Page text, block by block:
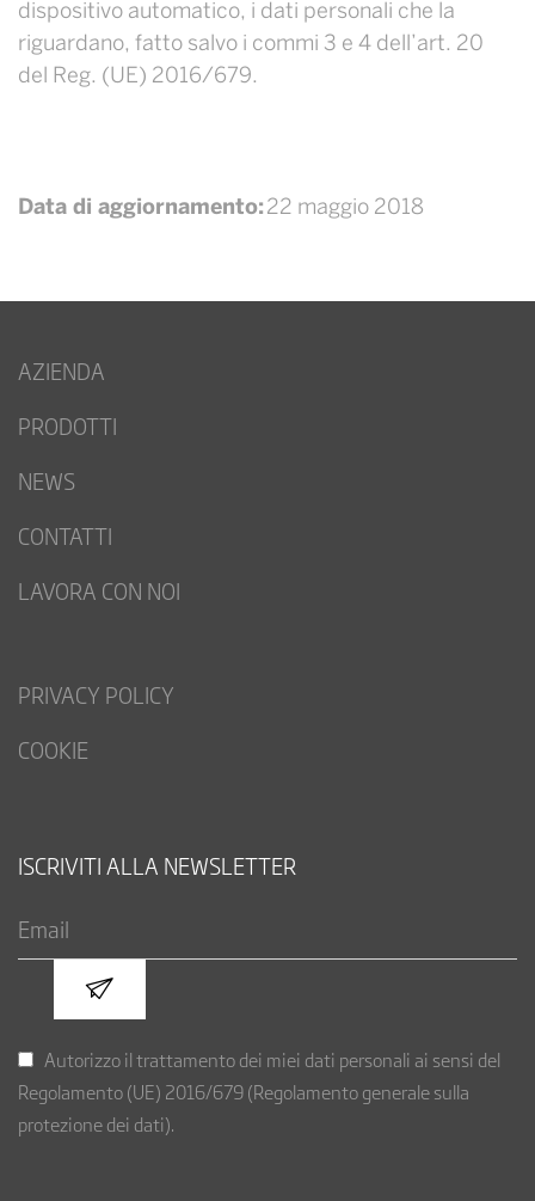
dispositivo automatico, i dati personali che la
riguardano, fatto salvo i commi 3 e 4 dell’art. 20
del Reg. (UE) 2016/679.
Data di aggiornamento: 22 maggio 2018
AZIENDA
PRODOTTI
NEWS
CONTATTI
LAVORA CON NOI
PRIVACY POLICY
COOKIE
ISCRIVITI ALLA NEWSLETTER
Autorizzo il trattamento dei miei dati personali ai sensi del
Regolamento (UE) 2016/679 (Regolamento generale sulla
protezione dei dati).